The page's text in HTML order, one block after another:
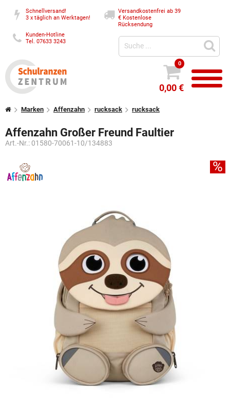
Schnellversand!
3 x täglich an Werktagen!
Versandkostenfrei ab 39
€Kostenlose
Rücksendung
Kunden-Hotline
Tel. 07633 3243
0
0,00 €
Marken Affenzahn rucksack rucksack
Affenzahn Großer Freund Faultier
Art.-Nr.: 01580-70061-10/134883
%